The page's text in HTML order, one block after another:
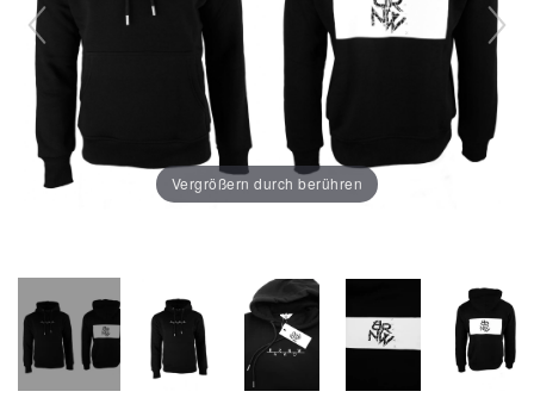
Vergrößern durch berühren